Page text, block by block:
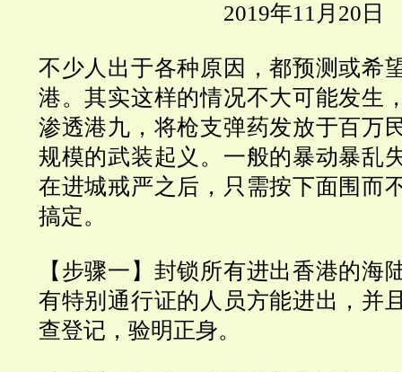
2019年11 月 20 日
不少人出于各种原因，都预测或希
港。其实这样的情况不大可能发生
渗透港九，将枪支弹药发放于百万
规模的武装起义。一般的暴动暴乱
在进城戒严之后，只需按下面 围而
搞定。
【步骤一】封锁所有进出香港的海
有特别通行证的人员方能进出，并
查登记，验明正身。